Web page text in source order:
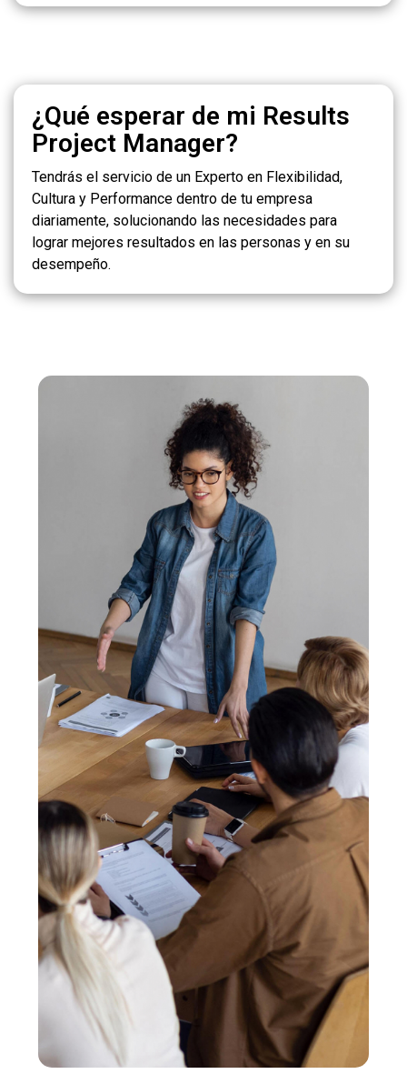
¿Qué esperar de mi Results
Project Manager?
Tendrás el servicio de un Experto en Flexibilidad,
Cultura y Performance dentro de tu empresa
diariamente, solucionando las necesidades para
lograr mejores resultados en las personas y en su
desempeño.